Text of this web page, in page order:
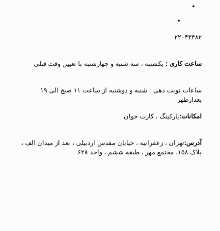
۲۲۰۴۳۴۸۲
ساعت کاری : یکشنبه ، سه شنبه و چهارشنبه با تعیین وقت قبلی
ساعات نوبت دهی : شنبه و دوشنبه از ساعت ۱۱ صبح الی ۱۹
بعدازظهر
امکانات:پارکینگ ، کارت خوان
آدرس:تهران ، زعفرانیه ، خیابان مقدس اردبیلی ، بعد از میدان الف ،
پلاک ۱۵۸، مجتمع مهر ، طبقه ششم ، واحد ۶۲۸